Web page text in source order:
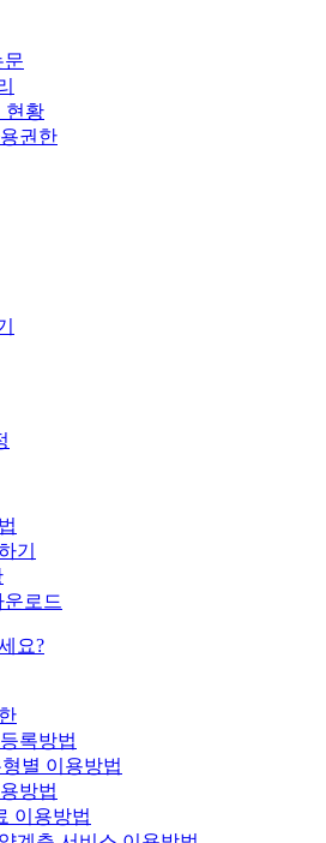
문
현황
권한
기
로드
요?
록방법
별 이용방법
방법
이용방법